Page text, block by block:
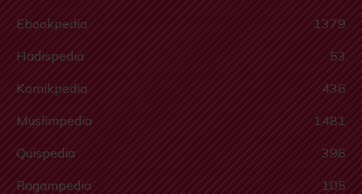
Ebookpedia
1379
Hadispedia
53
Komikpedia
436
Muslimpedia
1481
Quispedia
396
Ragampedia
105